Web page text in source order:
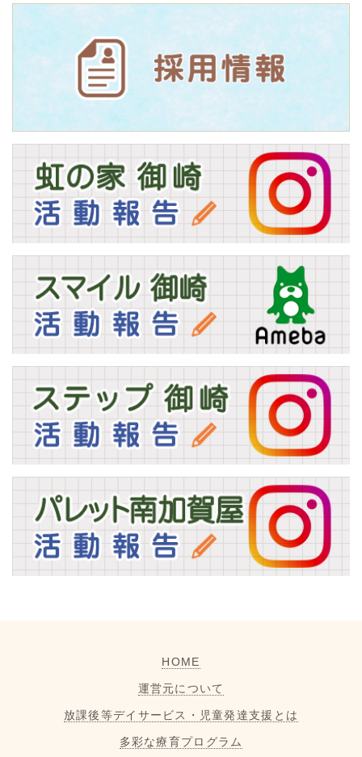
HOME
運営元について
放課後等デイサービス・児童発達支援とは
多彩な療育プログラム